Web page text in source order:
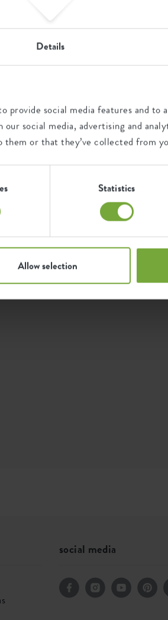
Details
provide social media features and to
social media, advertising and
or that they’ve collected from
Statistics
Allow selection
macetas de plástico?
elho para producir macetas?
social media